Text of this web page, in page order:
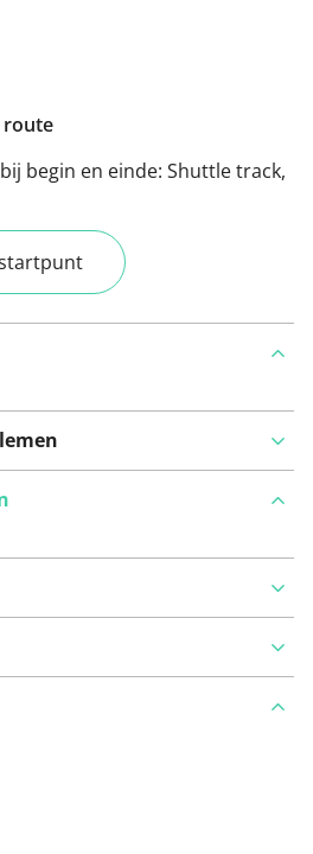
route
begin en einde: Shuttle track,
route?